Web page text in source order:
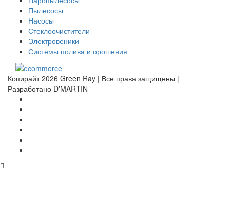
Пылесосы
Насосы
Стеклоочистители
Электровеники
Системы полива и орошения
Копирайт 2026 Green Ray | Все права защищены |
Разработано D'MARTIN